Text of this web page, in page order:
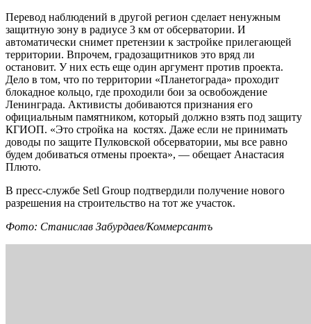
Перевод наблюдений в другой регион сделает ненужным
защитную зону в радиусе 3 км от обсерватории. И
автоматически снимет претензии к застройке прилегающей
территории. Впрочем, градозащитников это вряд ли
остановит. У них есть еще один аргумент против проекта.
Дело в том, что по территории «Планетограда» проходит
блокадное кольцо, где проходили бои за освобождение
Ленинграда. Активисты добиваются признания его
официальным памятником, который должно взять под защиту
КГИОП. «Это стройка на костях. Даже если не принимать
доводы по защите Пулковской обсерватории, мы все равно
будем добиваться отмены проекта», — обещает Анастасия
Плюто.
В пресс-службе Setl Group подтвердили получение нового
разрешения на строительство на тот же участок.
Фото: Станислав Забурдаев/Коммерсантъ